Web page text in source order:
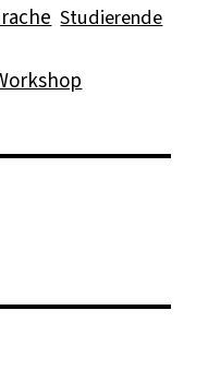
Studierende